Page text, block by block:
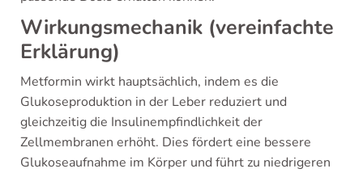
Wirkungsmechanik (vereinfachte
Erklärung)
Metformin wirkt hauptsächlich, indem es die
Glukoseproduktion in der Leber reduziert und
gleichzeitig die Insulinempfindlichkeit der
Zellmembranen erhöht. Dies fördert eine bessere
Glukoseaufnahme im Körper und führt zu niedrigeren